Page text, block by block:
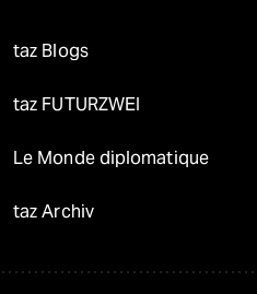
taz Blogs
taz FUTURZWEI
Le Monde diplomatique
taz Archiv